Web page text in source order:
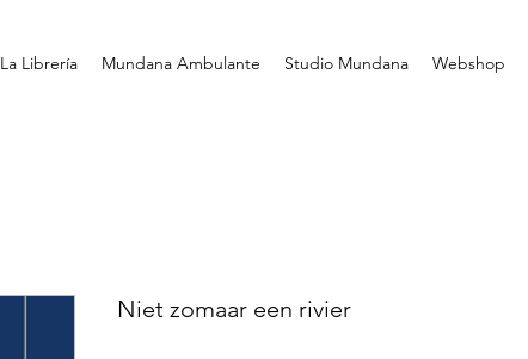
La Librería Mundana Ambulante Studio Mundana Webshop
Niet zomaar een rivier